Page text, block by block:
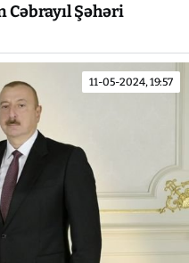
Cəbrayıl Şəhəri
11-05-2024, 19:57